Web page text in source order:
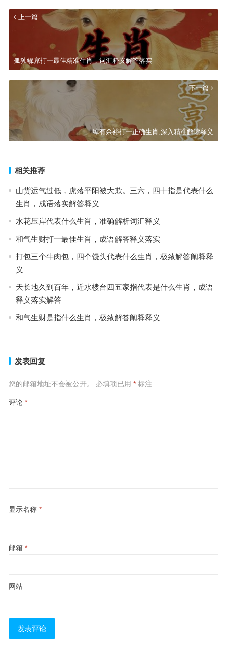
上一篇
孤独鳏寡打一最佳精准生肖，词汇释义解答落实
下一篇
绰有余裕打一正确生肖,深入精准解读释义
相关推荐
山货运气过低，虎落平阳被大欺。三六，四十指是代表什么
生肖，成语落实解答释义
水花压岸代表什么生肖，准确解析词汇释义
和气生财打一最佳生肖，成语解答释义落实
打包三个牛肉包，四个馒头代表什么生肖，极致解答阐释释
义
天长地久到百年，近水楼台四五家指代表是什么生肖，成语
释义落实解答
和气生财是指什么生肖，极致解答阐释释义
发表回复
您的邮箱地址不会被公开。 必填项已用 *标注
评论 *
显示名称 *
邮箱 *
网站